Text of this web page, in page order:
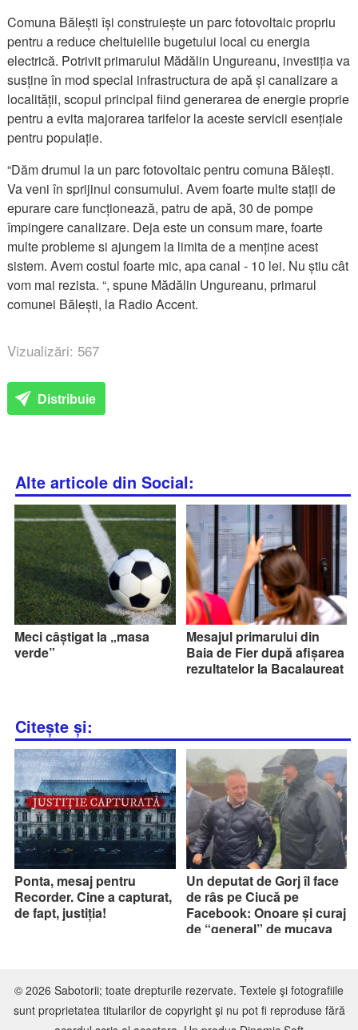
Comuna Bălești își construiește un parc fotovoltaic propriu
pentru a reduce cheltuielile bugetului local cu energia
electrică. Potrivit primarului Mădălin Ungureanu, investiția va
susține în mod special infrastructura de apă și canalizare a
localității, scopul principal fiind generarea de energie proprie
pentru a evita majorarea tarifelor la aceste servicii esențiale
pentru populație.
“Dăm drumul la un parc fotovoltaic pentru comuna Bălești.
Va veni în sprijinul consumului. Avem foarte multe stații de
epurare care funcționează, patru de apă, 30 de pompe
împingere canalizare. Deja este un consum mare, foarte
multe probleme si ajungem la limita de a menține acest
sistem. Avem costul foarte mic, apa canal - 10 lei. Nu știu cât
vom mai rezista. “, spune Mădălin Ungureanu, primarul
comunei Bălești, la Radio Accent.
Vizualizări: 567
Distribuie
Alte articole din Social:
Meci câștigat la „masa
verde”
Mesajul primarului din
Baia de Fier după afișarea
rezultatelor la Bacalaureat
Citește și:
Ponta, mesaj pentru
Recorder. Cine a capturat,
de fapt, justiția!
Un deputat de Gorj îl face
de râs pe Ciucă pe
Facebook: Onoare și curaj
de “general” de mucava
© 2026 Sabotorii; toate drepturile rezervate. Textele şi fotografiile
sunt proprietatea titularilor de copyright şi nu pot fi reproduse fără